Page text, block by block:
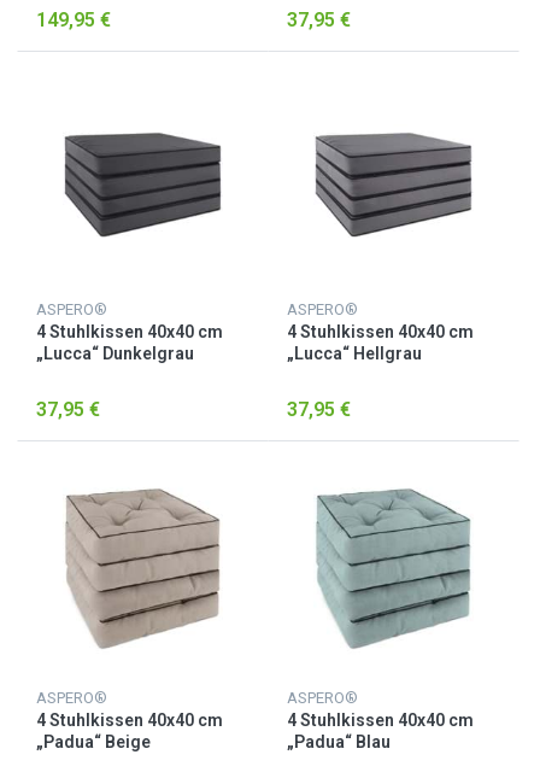
149,95 € 37,95 €
ASPERO®
4 Stuhlkissen 40x40 cm
„Lucca“ Dunkelgrau
37,95 €
ASPERO®
4 Stuhlkissen 40x40 cm
„Lucca“ Hellgrau
37,95 €
ASPERO®
4 Stuhlkissen 40x40 cm
„Padua“ Beige
ASPERO®
4 Stuhlkissen 40x40 cm
„Padua“ Blau